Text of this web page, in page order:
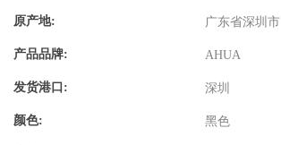
原产地: 广东省深圳市
产品品牌: AHUA
发货港口: 深圳
颜色: 黑色